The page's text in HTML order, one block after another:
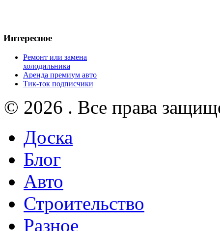
Интересное
Ремонт или замена
холодильника
Аренда премиум авто
Тик-ток подписчики
© 2026 . Все права
Доска
Блог
Авто
Строительство
Разное